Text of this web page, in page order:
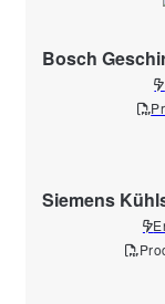
Bosch
Siemens